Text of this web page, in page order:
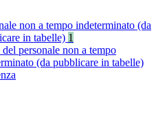
non a tempo indeterminato (da
in tabelle) 1
del personale non a tempo
(da pubblicare in tabelle)